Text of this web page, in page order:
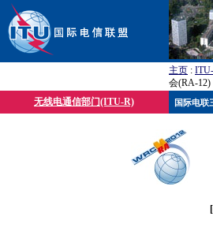
主页 :
会(RA-12)
无线电通信部门(ITU-R)
国际电联